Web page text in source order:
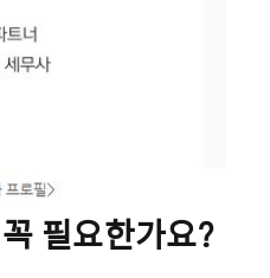
필요한가요?